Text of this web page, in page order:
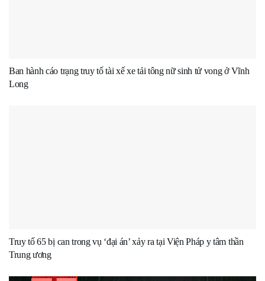
Ban hành cáo trạng truy tố tài xế xe tải tông nữ sinh tử vong ở Vĩnh
Long
Truy tố 65 bị can trong vụ ‘đại án’ xảy ra tại Viện Pháp y tâm thần
Trung ương